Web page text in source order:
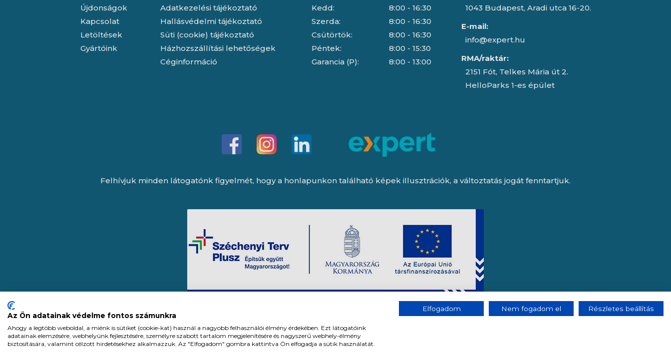
Újdonságok
Kapcsolat
Letöltések
Gyártóink
Adatkezelési tájékoztató
Hallásvédelmi tájékoztató
Süti (cookie) tájékoztató
Házhozszállítási lehetőségek
Céginformáció
Kedd:
Szerda:
Csütörtök:
Péntek:
Garancia (P):
8:00 - 16:30
8:00 - 16:30
8:00 - 16:30
8:00 - 15:30
8:00 - 13:00
1043 Budapest, Aradi utca 16-20.
E-mail:
info@expert.hu
RMA/raktár:
2151 Fót, Telkes Mária út 2.
HelloParks 1-es épület
Felhívjuk minden látogatónk figyelmét, hogy a honlapunkon található képek illusztrációk, a változtatás jogát fenntartjuk.
Minden jog fenntartva. All rights reserved.
Az Ön adatainak védelme fontos számunkra
Ahogy a legtöbb weboldal, a miénk is sütiket (cookie-kat) használ a nagyobb felhasználói élmény érdekében. Ezt látogatóink
adatainak elemzésére, webhelyünk fejlesztésére, személyre szabott tartalom megjelenítésére és nagyszerű webhely-élmény
biztosítására, valamint célzott hirdetésekhez alkalmazzuk. Az "Elfogadom" gombra kattintva Ön elfogadja a sütik használatát.
Elfogadom Nem fogadom el Részletes beállítás